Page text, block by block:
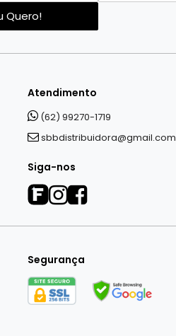
Quero!
Atendimento
(62) 99270-1719
sbbdistribuidora@gmail.com
Siga-nos
Segurança